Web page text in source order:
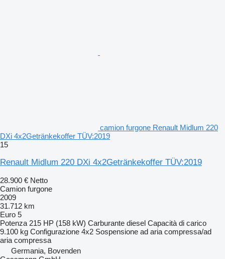
camion furgone Renault Midlum 220
DXi 4x2Getränkekoffer TÜV:2019
15
Renault Midlum 220 DXi 4x2Getränkekoffer TÜV:2019
28.900 € Netto
Camion furgone
2009
31.712 km
Euro 5
Potenza 215 HP (158 kW) Carburante diesel Capacità di carico
9.100 kg Configurazione 4x2 Sospensione ad aria compressa/ad
aria compressa
Germania, Bovenden